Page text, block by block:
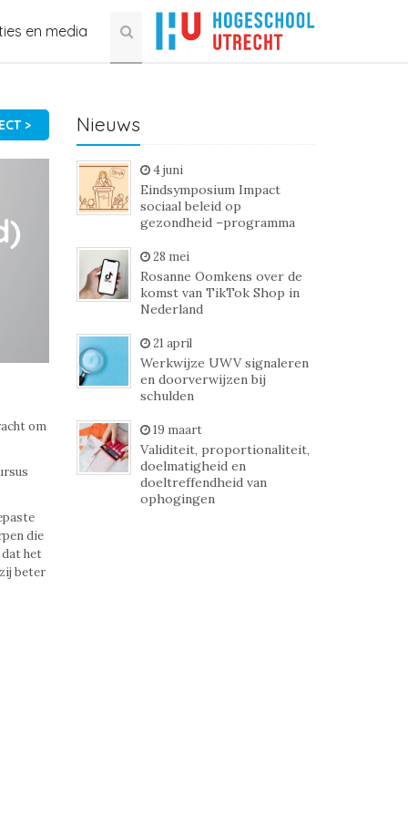
en media
>
om
die
dat het
beter
Nieuws
4 juni
Eindsymposium Impact
sociaal beleid op
gezondheid –programma
28 mei
Rosanne Oomkens over de
komst van TikTok Shop in
Nederland
21 april
Werkwijze UWV signaleren
en doorverwijzen bij
schulden
19 maart
Validiteit, proportionaliteit,
doelmatigheid en
doeltreffendheid van
ophogingen